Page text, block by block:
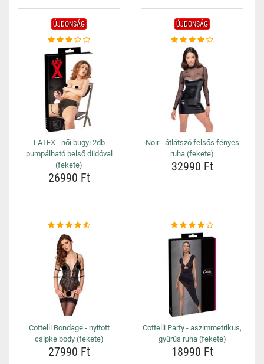
ÚJDONSÁG
LATEX - női bugyi 2db
pumpálható belső dildóval
(fekete)
26990 Ft
ÚJDONSÁG
Noir - átlátszó felsős fényes
ruha (fekete)
32990 Ft
Cottelli Bondage - nyitott
csipke body (fekete)
27990 Ft
Cottelli Party - aszimmetrikus,
gyűrűs ruha (fekete)
18990 Ft